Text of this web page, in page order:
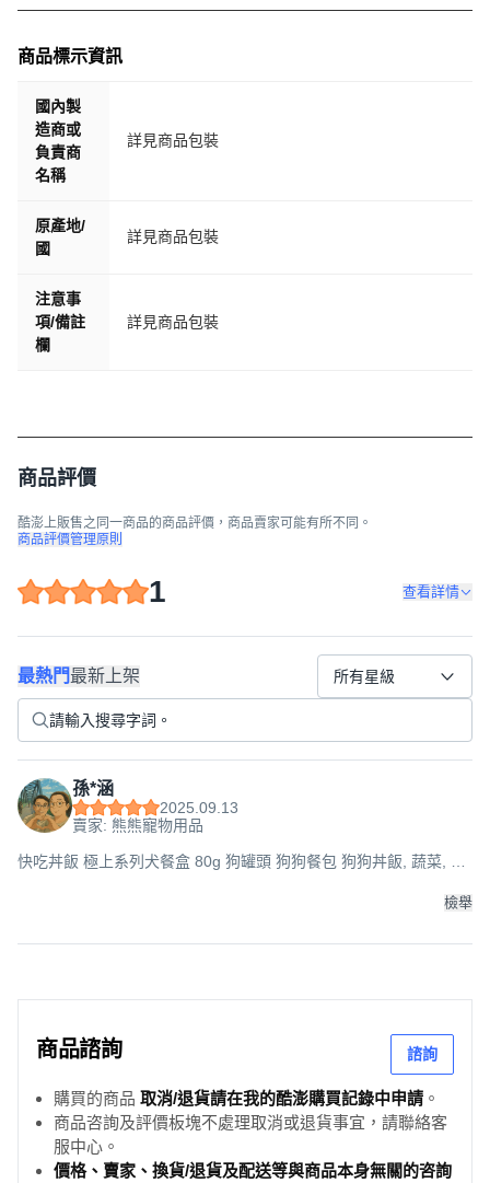
商品標示資訊
國內製
造商或
負責商
名稱
詳見商品包裝
原產地/
國
詳見商品包裝
注意事
項/備註
欄
詳見商品包裝
商品評價
酷澎上販售之同一商品的商品評價，商品賣家可能有所不同。
商品評價管理原則
1 查看詳情
最熱門最新上架 所有星級
孫*涵
2025.09.13
賣家: 熊熊寵物用品
快吃丼飯 極上系列犬餐盒 80g 狗罐頭 狗狗餐包 狗狗丼飯, 蔬菜, 1
檢舉
商品諮詢 諮詢
購買的商品 取消/退貨請在我的酷澎購買記錄中申請 。
商品咨詢及評價板塊不處理取消或退貨事宜，請聯絡客
服中心。
價格、賣家、換貨/退貨及配送等與商品本身無關的咨詢